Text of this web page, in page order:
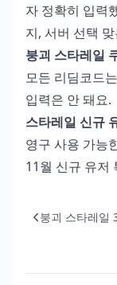
자 정확히 입력
지, 서버 선택
붕괴 스타레일
모든 리딤코드
입력은 안 돼요.
스타레일 신규
영구 사용 가능
11월 신규 유저
붕괴 스타레일